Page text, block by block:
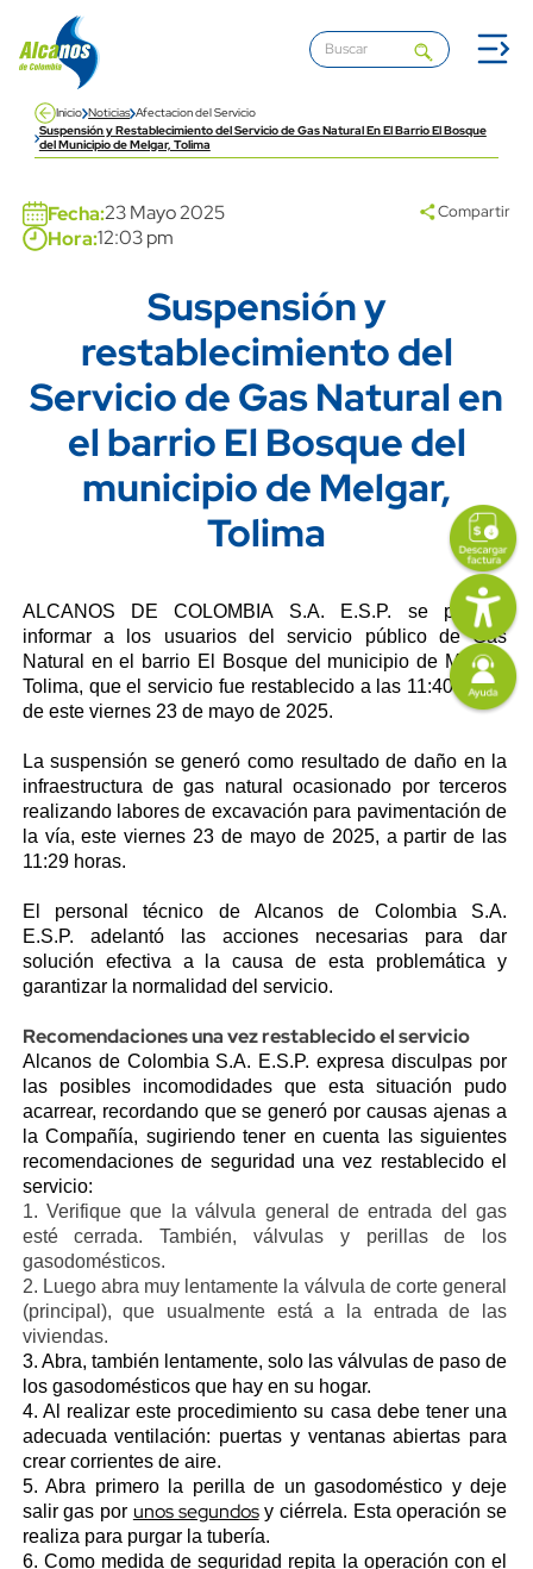
Pasar al contenido principal
Inicio Noticias Afectacion del Servicio
Suspensión y Restablecimiento del Servicio de Gas Natural En El Barrio El Bosque
del Municipio de Melgar, Tolima
Fecha:23 Mayo 2025
Hora:12:03 pm
Compartir
Suspensión y
restablecimiento del
Servicio de Gas Natural en
el barrio El Bosque del
municipio de Melgar,
Tolima
Content
Descripción
ALCANOS DE COLOMBIA S.A. E.S.P. se permite
informar a los usuarios del servicio público de Gas
Natural en el barrio El Bosque del municipio de Melgar,
Tolima, que el servicio fue restablecido a las 11:40 horas
de este viernes 23 de mayo de 2025.
La suspensión se generó como resultado de daño en la
infraestructura de gas natural ocasionado por terceros
realizando labores de excavación para pavimentación de
la vía, este viernes 23 de mayo de 2025, a partir de las
11:29 horas.
El personal técnico deAlcanos de Colombia S.A.
E.S.P. adelantó las acciones necesarias para dar
solución efectiva a la causa de esta problemática y
garantizar la normalidad del servicio.
Recomendaciones una vez restablecido el servicio
Alcanos de Colombia S.A. E.S.P. expresa disculpas por
las posibles incomodidades que esta situación pudo
acarrear, recordando que se generó por causas ajenas a
la Compañía, sugiriendo tener en cuenta las siguientes
recomendaciones de seguridad una vez restablecido el
servicio:
1. Verifique que la válvula general de entrada del gas
esté cerrada. También, válvulas y perillas de los
gasodomésticos.
2. Luego abra muy lentamente la válvula de corte general
(principal), que usualmente está a la entrada de las
viviendas.
3. Abra, también lentamente, solo las válvulas de paso de
los gasodomésticos que hay en su hogar.
4. Al realizar este procedimiento su casa debe tener una
adecuada ventilación: puertas y ventanas abiertas para
crear corrientes de aire.
5. Abra primero la perilla de un gasodoméstico y deje
salir gas por unos segundosy ciérrela. Esta operación se
realiza para purgar la tubería.
6. Como medida de seguridad repita la operación con el
icon
Imagen
link
Imagen
Imagen